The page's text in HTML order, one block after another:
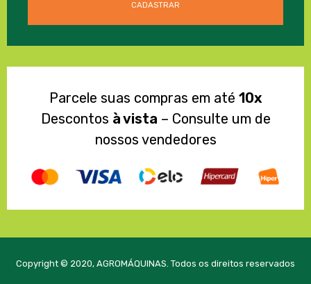
Parcele suas compras em até 10x
Descontos à vista – Consulte um de
nossos vendedores
Copyright © 2020, AGROMÁQUINAS. Todos os direitos reservados